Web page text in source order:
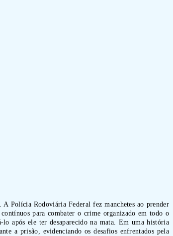
Polícia Rodoviária Federal fez manchetes ao prender
para combater o crime organizado em todo o
após ele ter desaparecido na mata. Em uma história
a prisão, evidenciando os desafios enfrentados pela